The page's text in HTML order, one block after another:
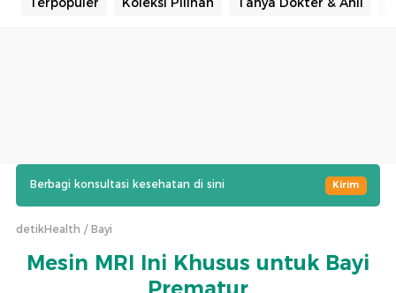
Berbagi konsultasi kesehatan di sini Kirim
detikHealth Bayi
Mesin MRI Ini Khusus untuk Bayi